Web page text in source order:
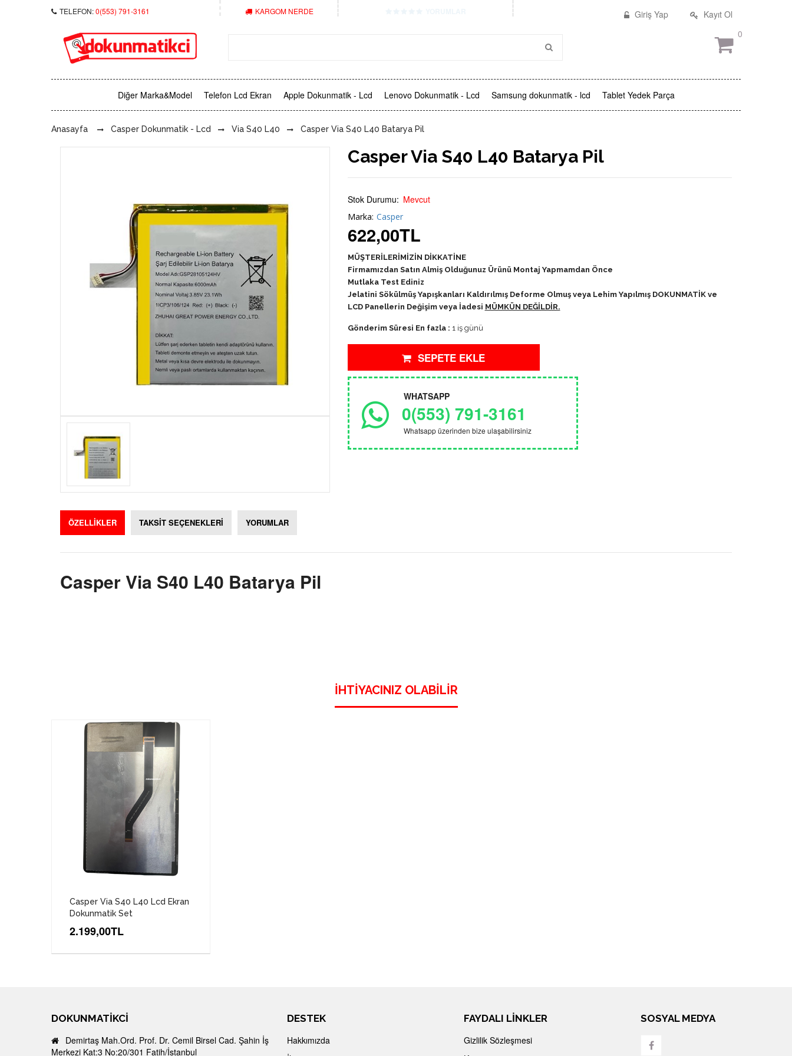
TELEFON:0(553) 791-3161 KARGOM NERDE Giriş Yap
Kayıt Ol
0
Diğer Marka&Model Telefon Lcd Ekran Apple Dokunmatik - Lcd Lenovo Dokunmatik - Lcd Samsung dokunmatik - lcd Tablet Yedek Parça
Anasayfa Casper Dokunmatik - Lcd Via S40 L40 Casper Via S40 L40 Batarya Pil
Casper Via S40 L40 Batarya Pil
Stok Durumu: Mevcut
Marka: Casper
622,00TL
MÜŞTERİLERİMİZİN DİKKATİNE
Firmamızdan Satın Almiş Olduğunuz Ürünü Montaj Yapmamdan Önce
Mutlaka Test Ediniz
Jelatini Sökülmüş Yapışkanları Kaldırılmış Deforme Olmuş veya Lehim Yapılmış DOKUNMATİK ve
LCD Panellerin Değişim veya İadesi MÜMKÜN DEĞİLDİR.
Gönderim Süresi En fazla : 1 iş günü
SEPETE EKLE
WHATSAPP
0(553) 791-3161
Whatsapp üzerinden bize ulaşabilirsiniz
ÖZELLİKLER TAKSİT SEÇENEKLERİ YORUMLAR
Casper Via S40 L40 Batarya Pil
İHTIYACINIZ OLABILIR
Casper Via S40 L40 Lcd Ekran
Dokunmatik Set
2.199,00TL
DOKUNMATIKCI
Demirtaş Mah.Ord. Prof. Dr. Cemil Birsel Cad. Şahin İş
Merkezi Kat:3 No:20/301 Fatih/İstanbul
DESTEK
Hakkımızda
FAYDALI LİNKLER
Gizlilik Sözleşmesi
SOSYAL MEDYA